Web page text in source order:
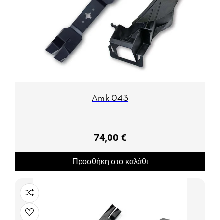
Amk 043
74,00 €
Προσθήκη στο καλάθι